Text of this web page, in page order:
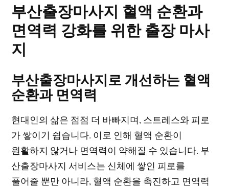
부산출장마사지 혈액 순환과
면역력 강화를 위한 출장 마사
지
부산출장마사지로 개선하는 혈액
순환과 면역력
현대인의 삶은 점점 더 바빠지며, 스트레스와 피로
가 쌓이기 쉽습니다. 이로 인해 혈액 순환이
원활하지 않거나 면역력이 약해질 수 있습니다. 부
산출장마사지 서비스는 신체에 쌓인 피로를
풀어줄 뿐만 아니라, 혈액 순환을 촉진하고 면역력